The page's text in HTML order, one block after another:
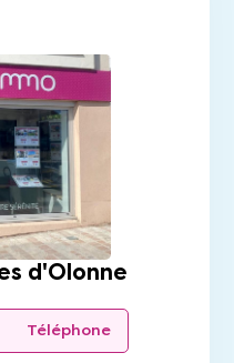
d'Olonne
Téléphone